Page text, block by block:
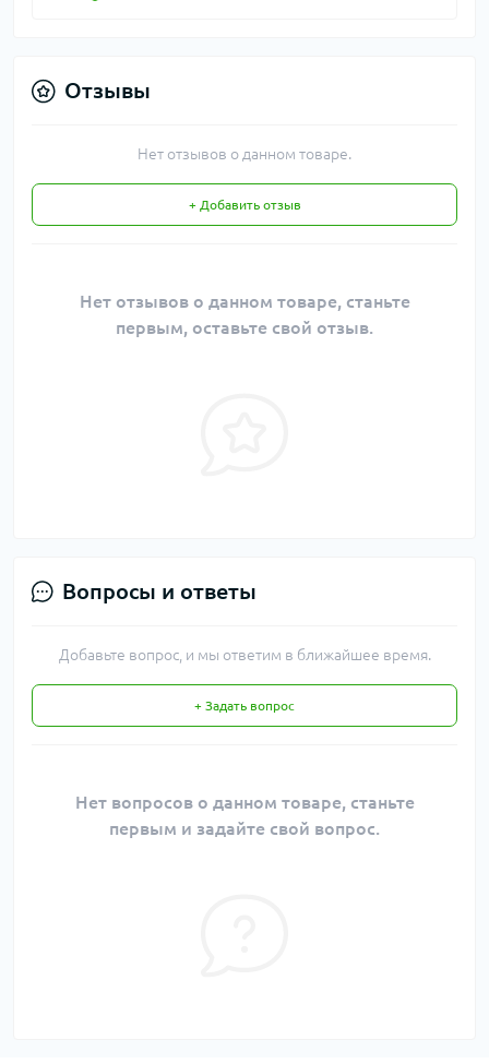
Отзывы
Нет отзывов о данном товаре.
+ Добавить отзыв
Нет отзывов о данном товаре, станьте
первым, оставьте свой отзыв.
Вопросы и ответы
Добавьте вопрос, и мы ответим в ближайшее время.
+ Задать вопрос
Нет вопросов о данном товаре, станьте
первым и задайте свой вопрос.